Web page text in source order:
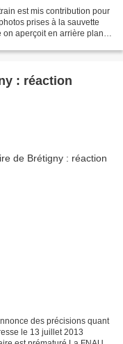
est mis contribution pour
prises à la sauvette
on aperçoit en arrière plan
: réaction
des précisions quant
le 13 juillet 2013